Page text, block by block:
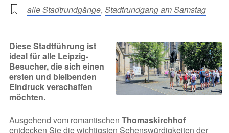
alle Stadtrundgänge, Stadtrundgang am Samstag
Diese Stadtführung ist
ideal für alle Leipzig-
Besucher, die sich einen
ersten und bleibenden
Eindruck verschaffen
möchten.
Ausgehend vom romantischen Thomaskirchhof
entdecken Sie die wichtigsten Sehenswürdigkeiten der